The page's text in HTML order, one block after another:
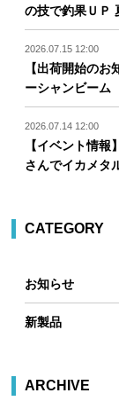
の技で釣果ＵＰ
2026.07.15 12:00
【出荷開始の
ーシャンビーム
2026.07.14 12:00
【イベント情
さんでイカメタ
CATEGORY
お知らせ
新製品
ARCHIVE